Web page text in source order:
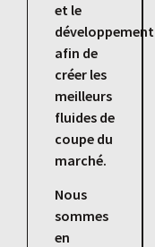
et le
développement
afin de
créer les
meilleurs
fluides de
coupe du
marché.
Nous
sommes
en